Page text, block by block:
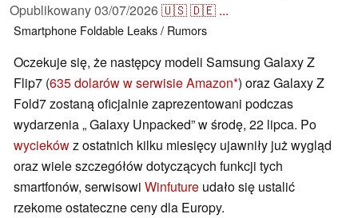
Opublikowany03/07/2026🇺🇸🇩🇪 ...
Smartphone Foldable Leaks / Rumors
Oczekuje się, że następcy modeli Samsung Galaxy Z
Flip7 (635 dolarów w serwisie Amazon ) oraz Galaxy Z
Fold7 zostaną oficjalnie zaprezentowani podczas
wydarzenia „ Galaxy Unpacked” w środę, 22 lipca. Po
wyciekówz ostatnich kilku miesięcy ujawniły już wygląd
oraz wiele szczegółów dotyczących funkcji tych
smartfonów, serwisowi Winfuture udało się ustalić
rzekome ostateczne ceny dla Europy.